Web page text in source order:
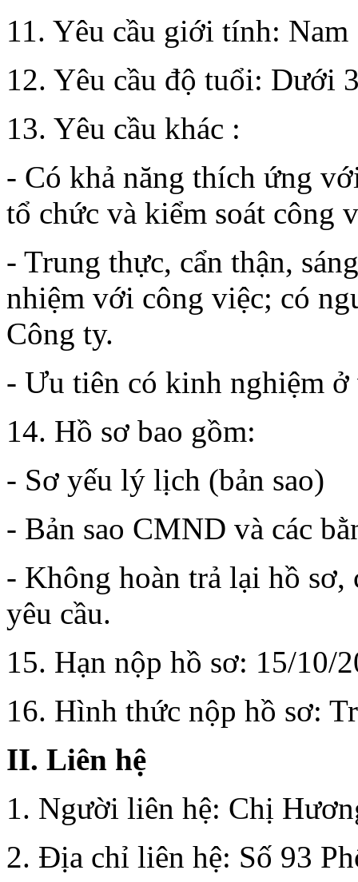
11. Yêu cầu giới tính: Nam
12. Yêu cầu độ tuổi: Dưới
13. Yêu cầu khác :
- Có khả năng thích ứng
tổ chức và kiểm soát công
- Trung thực, cẩn thận,
nhiệm với công việc; có
Công ty.
- Ưu tiên có kinh nghiệm
14. Hồ sơ bao gồm:
- Sơ yếu lý lịch (bản sao)
- Bản sao CMND và các
- Không hoàn trả lại hồ
yêu cầu.
15. Hạn nộp hồ sơ: 15/10/
16. Hình thức nộp hồ sơ:
II. Liên hệ
1. Người liên hệ: Chị
2. Địa chỉ liên hệ: Số 93